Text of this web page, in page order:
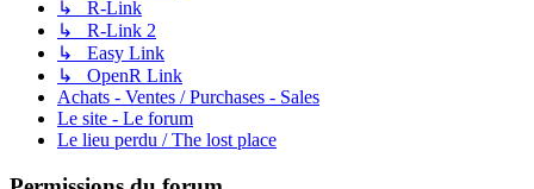
↳ R-Link
↳ R-Link 2
↳ Easy Link
↳ OpenR Link
Achats - Ventes / Purchases - Sales
Le site - Le forum
Le lieu perdu / The lost place